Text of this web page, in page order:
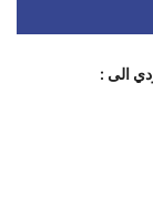
الى :